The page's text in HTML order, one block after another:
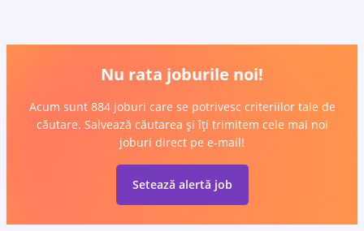
Nu rata joburile noi!
Acum sunt 884 joburi care se potrivesc criteriilor tale de
căutare. Salvează căutarea și îți trimitem cele mai noi
joburi direct pe e-mail!
Setează alertă job